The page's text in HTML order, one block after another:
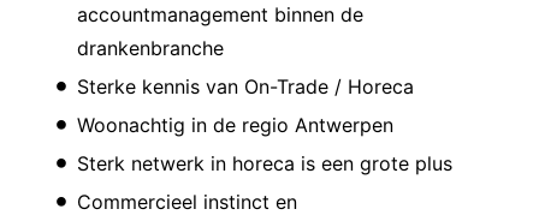
accountmanagement binnen de
drankenbranche
Sterke kennis van On-Trade / Horeca
Woonachtig in de regio Antwerpen
Sterk netwerk in horeca is een grote plus
Commercieel instinct en